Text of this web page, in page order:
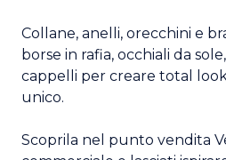
Collane, anelli, orecchini e
borse in rafia, occhiali da
cappelli per creare total
unico.
Scoprila nel punto vendita